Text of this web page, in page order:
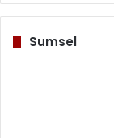
Sumsel